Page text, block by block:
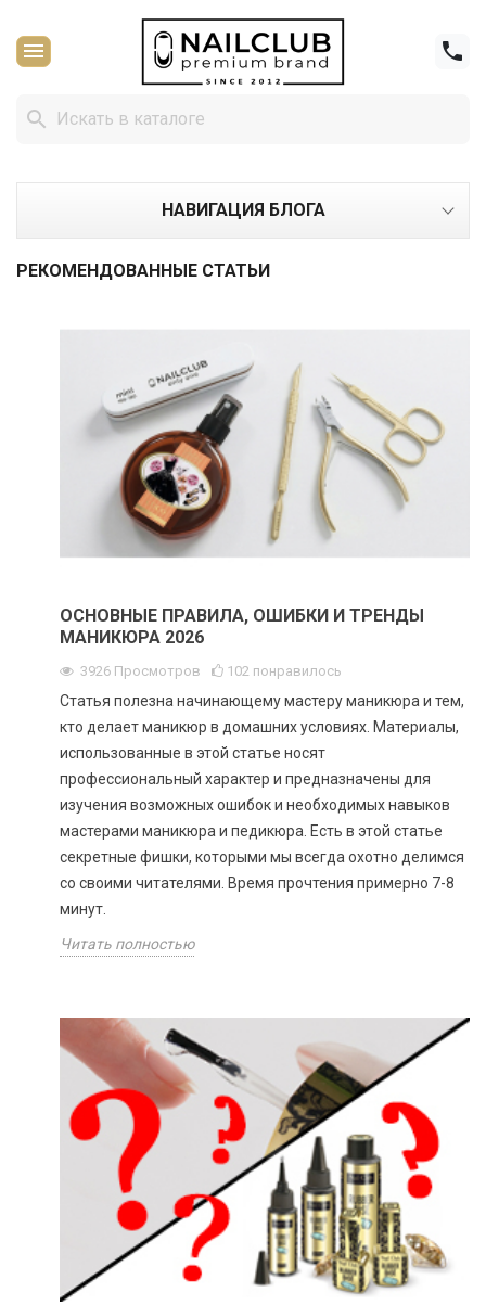
 

НАВИГАЦИЯ БЛОГА
РЕКОМЕНДОВАННЫЕ СТАТЬИ
ОСНОВНЫЕ ПРАВИЛА, ОШИБКИ И ТРЕНДЫ
МАНИКЮРА 2026
3926 Просмотров 102 понравилось
Статья полезна начинающему мастеру маникюра и тем,
кто делает маникюр в домашних условиях. Материалы,
использованные в этой статье носят
профессиональный характер и предназначены для
изучения возможных ошибок и необходимых навыков
мастерами маникюра и педикюра. Есть в этой статье
секретные фишки, которыми мы всегда охотно делимся
со своими читателями. Время прочтения примерно 7-8
минут.
Читать полностью